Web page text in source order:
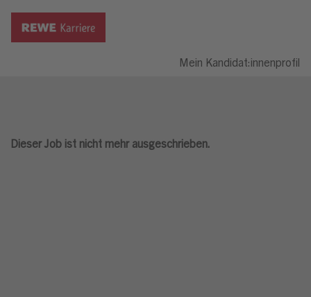
Mein Kandidat:innenprofil
Dieser Job ist nicht mehr ausgeschrieben.